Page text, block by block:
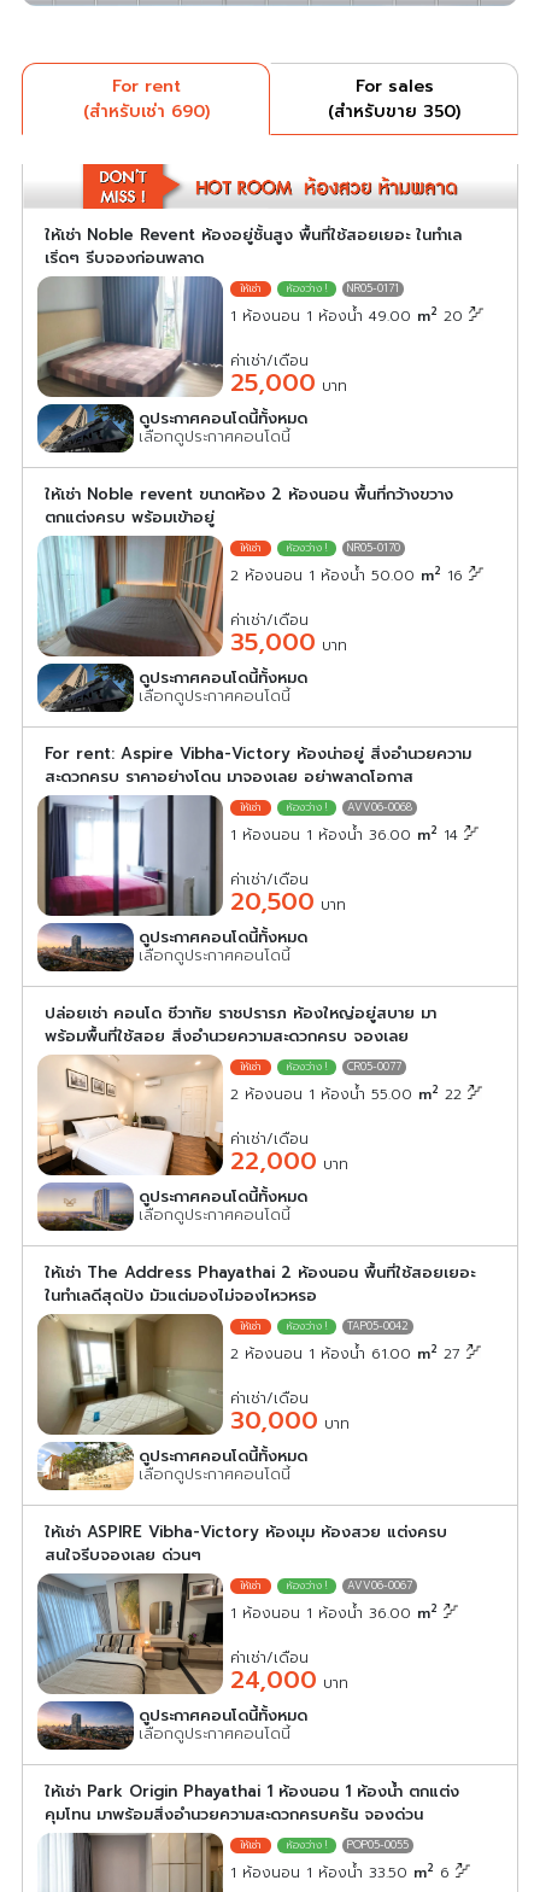
For rent
(สำหรับเช่า 690)
For sales
(สำหรับขาย 350)
ให้เช่า Noble Revent ห้องอยู่ชั้นสูง พื้นที่ใช้สอยเยอะ ในทำเล
เริ่ดๆ รีบจองก่อนพลาด
NR05-0171
1 ห้องนอน 1 ห้องน้ำ 49.00 m2 20
ค่าเช่า/เดือน
25,000 บาท
ดูประกาศคอนโดนี้ทั้งหมด
เลือกดูประกาศคอนโดนี้
ให้เช่า Noble revent ขนาดห้อง 2 ห้องนอน พื้นที่กว้างขวาง
ตกแต่งครบ พร้อมเข้าอยู่
NR05-0170
2 ห้องนอน 1 ห้องน้ำ 50.00 m2 16
ค่าเช่า/เดือน
35,000 บาท
ดูประกาศคอนโดนี้ทั้งหมด
เลือกดูประกาศคอนโดนี้
For rent: Aspire Vibha-Victory ห้องน่าอยู่ สิ่งอำนวยความ
สะดวกครบ ราคาอย่างโดน มาจองเลย อย่าพลาดโอกาส
AVV06-0068
1 ห้องนอน 1 ห้องน้ำ 36.00 m2 14
ค่าเช่า/เดือน
20,500 บาท
ดูประกาศคอนโดนี้ทั้งหมด
เลือกดูประกาศคอนโดนี้
ปล่อยเช่า คอนโด ชีวาทัย ราชปรารภ ห้องใหญ่อยู่สบาย มา
พร้อมพื้นที่ใช้สอย สิ่งอำนวยความสะดวกครบ จองเลย
CR05-0077
2 ห้องนอน 1 ห้องน้ำ 55.00 m2 22
ค่าเช่า/เดือน
22,000 บาท
ดูประกาศคอนโดนี้ทั้งหมด
เลือกดูประกาศคอนโดนี้
ให้เช่า The Address Phayathai 2 ห้องนอน พื้นที่ใช้สอยเยอะ
ในทำเลดีสุดปัง มัวแต่มองไม่จองไหวหรอ
TAP05-0042
2 ห้องนอน 1 ห้องน้ำ 61.00 m2 27
ค่าเช่า/เดือน
30,000 บาท
ดูประกาศคอนโดนี้ทั้งหมด
เลือกดูประกาศคอนโดนี้
ให้เช่า ASPIRE Vibha-Victory ห้องมุม ห้องสวย แต่งครบ
สนใจรีบจองเลย ด่วนๆ
AVV06-0067
1 ห้องนอน 1 ห้องน้ำ 36.00 m2
ค่าเช่า/เดือน
24,000 บาท
ดูประกาศคอนโดนี้ทั้งหมด
เลือกดูประกาศคอนโดนี้
ให้เช่า Park Origin Phayathai 1 ห้องนอน 1 ห้องน้ำ ตกแต่ง
คุมโทน มาพร้อมสิ่งอำนวยความสะดวกครบครัน จองด่วน
POP05-0055
1 ห้องนอน 1 ห้องน้ำ 33.50 m2 6